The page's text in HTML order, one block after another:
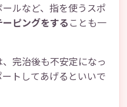
ルなど、指を使うスポ
ピングをする ことも一
完治後も不安定になっ
トしてあげるといいで